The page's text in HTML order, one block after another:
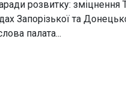
розвитку:
Запорізької та
палата...